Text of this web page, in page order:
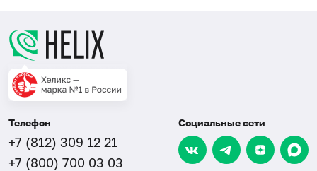
Телефон
+7 (812) 309 12 21
+7 (800) 700 03 03
Социальные сети